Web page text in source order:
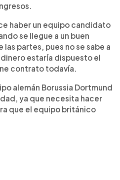
haber un equipo candidato
se llegue a un buen
partes, pues no se sabe a
estaría dispuesto el
contrato todavía.
alemán Borussia Dortmund
ya que necesita hacer
que el equipo británico